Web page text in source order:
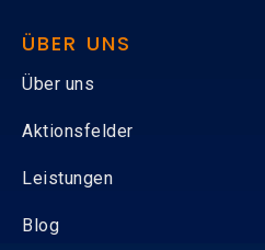
ÜBER UNS
Über uns
Aktionsfelder
Leistungen
Blog